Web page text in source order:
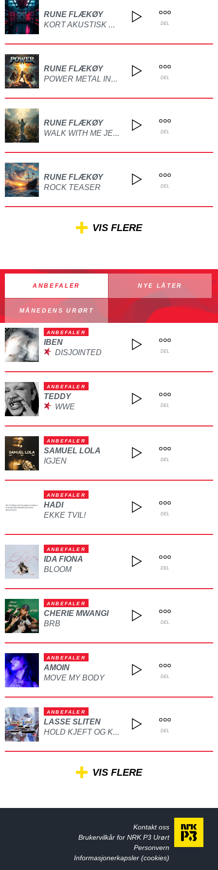
RUNE FLÆKØY
KORT AKUSTISK DEMO UTEN TEKST DEL
RUNE FLÆKØY
POWER METAL INSTRUMENTAL(DEMO) DEL
RUNE FLÆKØY
WALK WITH ME JESUS(AI) DEL
RUNE FLÆKØY
ROCK TEASER
DEL
VIS FLERE
ANBEFALER NYE LÅTER
MÅNEDENS URØRT
ANBEFALER
IBEN
DISJOINTED
DEL
ANBEFALER
TEDDY
WWE
DEL
ANBEFALER
SAMUEL LOLA
IGJEN
DEL
ANBEFALER
HADI
EKKE TVIL!
DEL
ANBEFALER
IDA FIONA
BLOOM
DEL
ANBEFALER
CHERIE MWANGI
BRB
DEL
ANBEFALER
AMOIN
MOVE MY BODY
DEL
ANBEFALER
LASSE SLITEN
HOLD KJEFT OG KYSS MEG DEL
VIS FLERE
Kontakt oss
Brukervilkår for NRK P3 Urørt
Personvern
Informasjonerkapsler (cookies)